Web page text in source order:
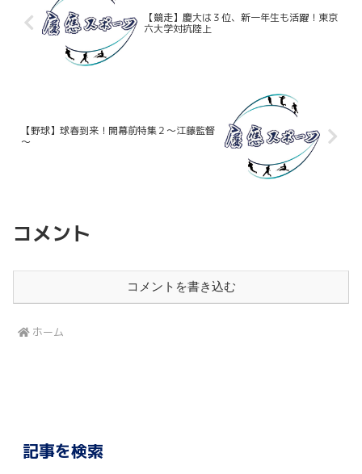
【競走】慶大は３位、新一年生も活躍！東京
六大学対抗陸上
【野球】球春到来！開幕前特集２～江藤監督
～
コメント
コメントを書き込む
ホーム
記事を検索